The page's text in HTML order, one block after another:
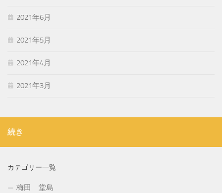
2021年6月
2021年5月
2021年4月
2021年3月
続き
カテゴリー一覧
梅田 堂島